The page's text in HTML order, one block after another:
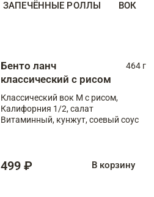
ЗАПЕЧЁННЫЕ РОЛЛЫ ВОК
Бенто ланч
классический с рисом
464 г
Классический вок М с рисом,
Калифорния 1/2, салат
Витаминный, кунжут, соевый соус
499 ₽ В корзину